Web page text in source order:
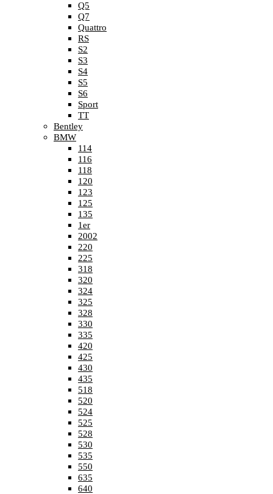
Q5
Q7
Quattro
RS
S2
S3
S4
S5
S6
Sport
TT
Bentley
BMW
114
116
118
120
123
125
135
1er
2002
220
225
318
320
324
325
328
330
335
420
425
430
435
518
520
524
525
528
530
535
550
635
640